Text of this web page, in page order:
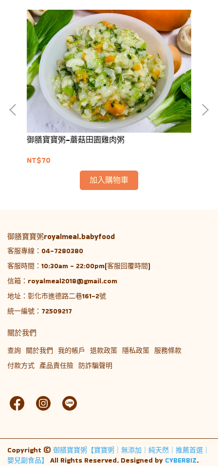
御膳寶寶粥-蘑菇田園雞肉粥
NT$70
加入購物車
御膳寶寶粥royalmeal.babyfood
客服專線：04-7280380
客服時間：10:30am - 22:00pm(客服回覆時間)
信箱：royalmeal2018@gmail.com
地址：彰化市進德路二巷161-2號
統一編號：72509217
關於我們
查詢 關於我們 我的帳戶 退款政策 隱私政策 服務條款
付款方式 產品責任險 防詐騙聲明
Copyright © 御膳寶寶粥【寶寶粥｜無添加｜純天然｜推薦首選｜
嬰兒副食品】
All Rights Reserved. Designed by CYBERBIZ.